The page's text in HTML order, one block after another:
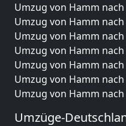
Umzug von Hamm
Umzug von Hamm
Umzug von Hamm
Umzug von Hamm
Umzug von Hamm
Umzug von Hamm
Umzug von Hamm
Umzüge-